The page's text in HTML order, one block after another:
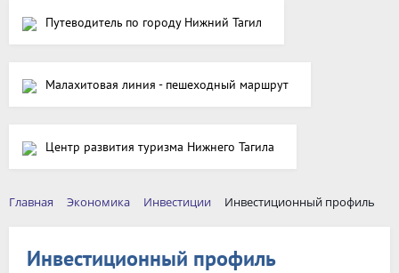
Путеводитель по городу Нижний Тагил
Малахитовая линия - пешеходный маршрут
Центр развития туризма Нижнего Тагила
Главная Экономика Инвестиции Инвестиционный профиль
Инвестиционный профиль